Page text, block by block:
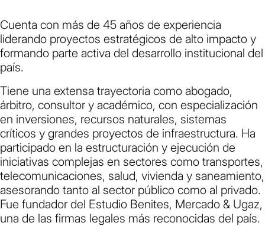
Cuenta con más de 45 años de experiencia
liderando proyectos estratégicos de alto impacto y
formando parte activa del desarrollo institucional del
país.
Tiene una extensa trayectoria como abogado,
árbitro, consultor y académico, con especialización
en inversiones, recursos naturales, sistemas
críticos y grandes proyectos de infraestructura. Ha
participado en la estructuración y ejecución de
iniciativas complejas en sectores como transportes,
telecomunicaciones, salud, vivienda y saneamiento,
asesorando tanto al sector público como al privado.
Fue fundador del Estudio Benites, Mercado & Ugaz,
una de las firmas legales más reconocidas del país.